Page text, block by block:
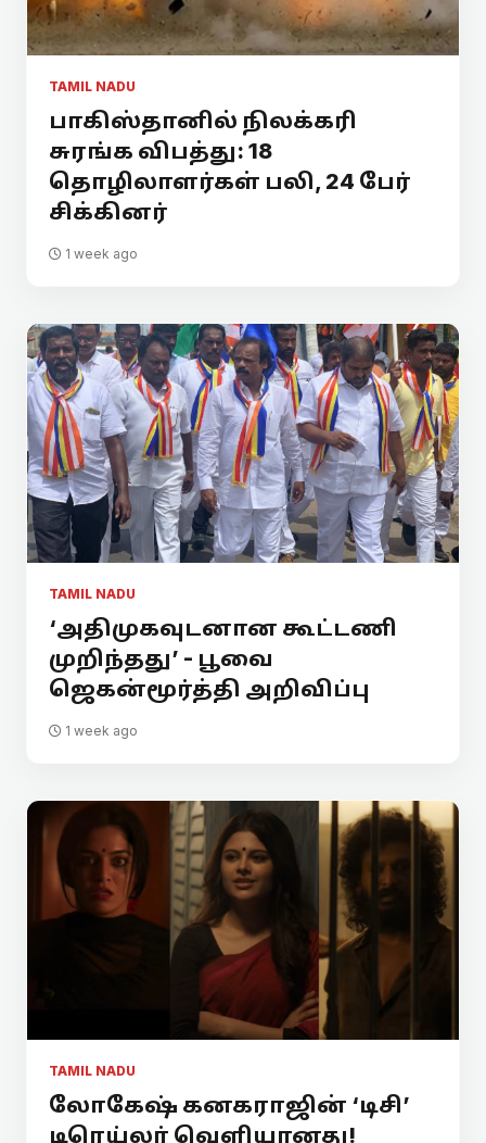
TAMIL NADU
பாகிஸ்தானில் நிலக்கரி
சுரங்க விபத்து: 18
தொழிலாளர்கள் பலி, 24 பேர்
சிக்கினர்
1 week ago
TAMIL NADU
‘அதிமுகவுடனான கூட்டணி
முறிந்தது’ - பூவை
ஜெகன்மூர்த்தி அறிவிப்பு
1 week ago
TAMIL NADU
லோகேஷ் கனகராஜின் ‘டிசி’
டிரெய்லர் வெளியானது!